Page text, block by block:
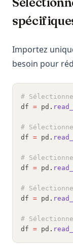
Importez
besoin pour
#
df = pd .
#
df = pd .
#
df = pd .
#
df = pd .
#
df = pd .